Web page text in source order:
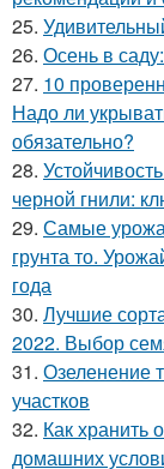
25.
26. Осень в
27. 10
Надо ли
обязательно?
28.
черной гнили:
29. Самые
грунта то.
года
30. Лучшие
2022. Выбор
31. Озеленение
участков
32. Как хранить
домашних